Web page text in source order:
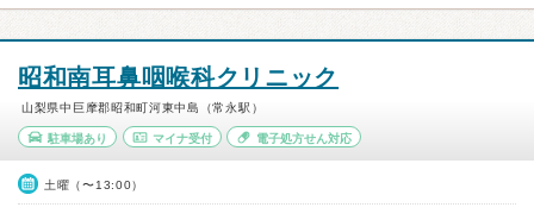
昭和南耳鼻咽喉科クリニック
山梨県中巨摩郡昭和町河東中島（常永駅）
駐車場あり マイナ受付 電子処方せん対応
土曜（〜13:00）